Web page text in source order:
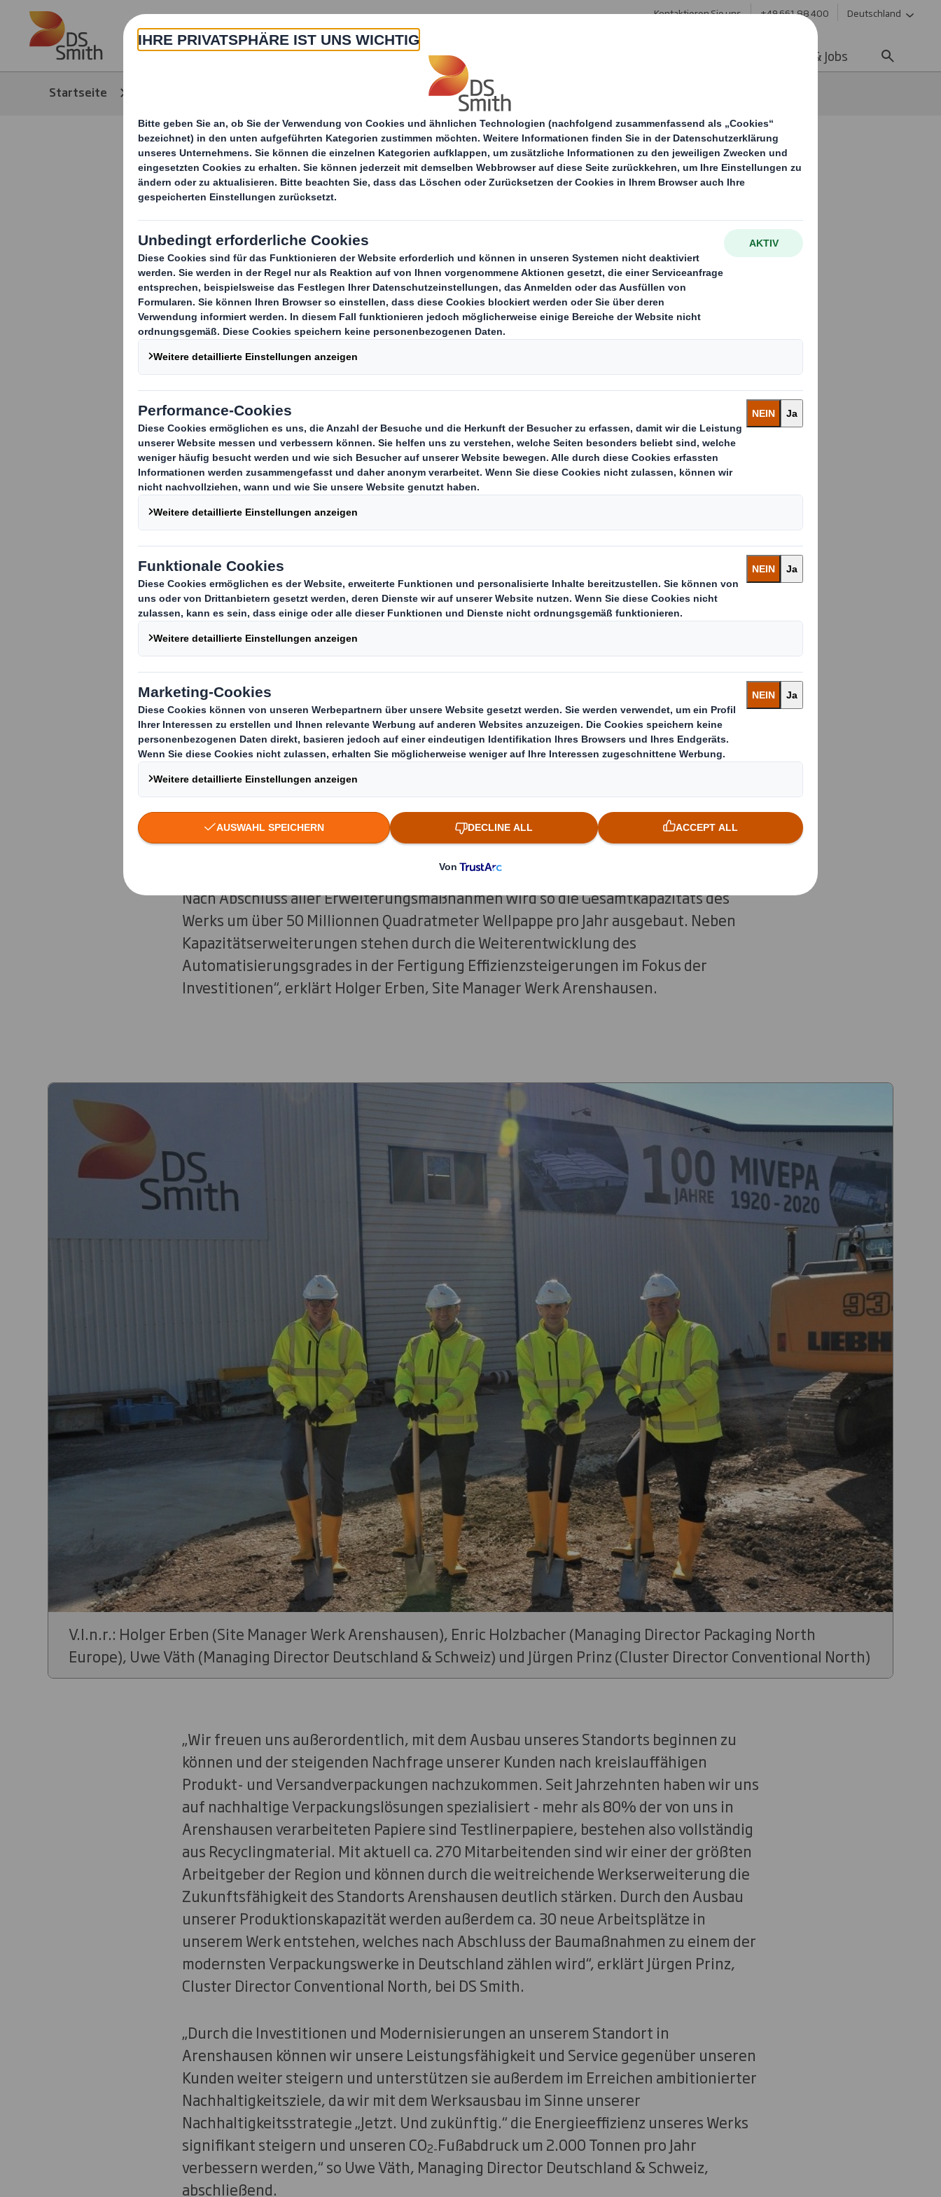
Skip to main content Kontaktieren Sie uns +49 661 88 400 Deutschland
Über Uns Produkte & Service Karriere & Jobs
Startseite Spatenstich für umfangreichen Werksausbau
Spatenstich für umfangreichen
Werksausbau - DS Smith investiert 34
Millionen Euro am Standort
Arenshausen
DS Smith, der führende Anbieter nachhaltiger, faserbasierter
Verpackungen, setzt mit einem symbolischen Spatenstich den
Startschuss für weitreichende Kapazitätserweiterungen und
Modernisierungen an seinem Produktionsstandort für
kreislauffähige Verpackungslösungen im thüringischen
Arenshausen. Die Baumaßnahmem sind Teil des von DS Smith
Ende letzten Jahres angekündigten Investitionspakets in Höhe
von insgesamt fast 120 Millionen Euro, die an den drei
Standorten Arenshausen, Arnstadt und Nördlingen vorallem in
Kapazitätserweiterungen und Modernisierungen sowie
Verbesserung des CO2-Fußabdrucks fließen werden.
„Mit dem Spatenstich beginnen in Arenshausen zunächst die Bauarbeiten für die
Verarbeitungsmaschinen in den Bereichen Stanz- und Klebetechnik erweitert wird.
Nach Abschluss aller Erweiterungsmaßnahmen wird so die Gesamtkapazitäts des
Werks um über 50 Millionnen Quadratmeter Wellpappe pro Jahr ausgebaut. Neben
Kapazitätserweiterungen stehen durch die Weiterentwicklung des
Automatisierungsgrades in der Fertigung Effizienzsteigerungen im Fokus der
Investitionen“, erklärt Holger Erben, Site Manager Werk Arenshausen.
V.l.n.r.: Holger Erben (Site Manager Werk Arenshausen), Enric Holzbacher (Managing Director Packaging North
Europe), Uwe Väth (Managing Director Deutschland & Schweiz) und Jürgen Prinz (Cluster Director Conventional North)
„Wir freuen uns außerordentlich, mit dem Ausbau unseres Standorts beginnen zu
können und der steigenden Nachfrage unserer Kunden nach kreislauffähigen
Produkt- und Versandverpackungen nachzukommen. Seit Jahrzehnten haben wir uns
auf nachhaltige Verpackungslösungen spezialisiert - mehr als 80% der von uns in
Arenshausen verarbeiteten Papiere sind Testlinerpapiere, bestehen also vollständig
aus Recyclingmaterial. Mit aktuell ca. 270 Mitarbeitenden sind wir einer der größten
Arbeitgeber der Region und können durch die weitreichende Werkserweiterung die
Zukunftsfähigkeit des Standorts Arenshausen deutlich stärken. Durch den Ausbau
unserer Produktionskapazität werden außerdem ca. 30 neue Arbeitsplätze in
unserem Werk entstehen, welches nach Abschluss der Baumaßnahmen zu einem der
modernsten Verpackungswerke in Deutschland zählen wird“, erklärt Jürgen Prinz,
Cluster Director Conventional North, bei DS Smith.
„Durch die Investitionen und Modernisierungen an unserem Standort in
Arenshausen können wir unsere Leistungsfähigkeit und Service gegenüber unseren
Kunden weiter steigern und unterstützen sie außerdem im Erreichen ambitionierter
Nachhaltigkeitsziele, da wir mit dem Werksausbau im Sinne unserer
Nachhaltigkeitsstrategie „Jetzt. Und zukünftig.“ die Energieeffizienz unseres Werks
signifikant steigern und unseren CO2-Fußabdruck um 2.000 Tonnen pro Jahr
verbessern werden,“ so Uwe Väth, Managing Director Deutschland & Schweiz,
abschließend.